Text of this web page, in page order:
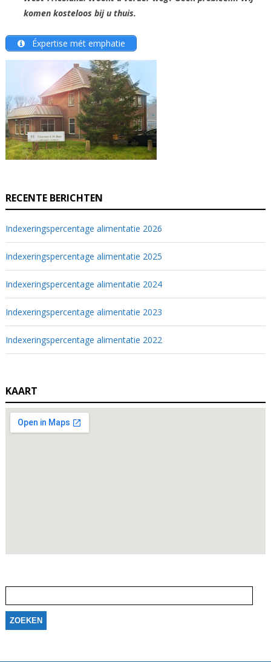
komen kosteloos bij u thuis.
Éxpertise mét emphatie
RECENTE BERICHTEN
Indexeringspercentage alimentatie 2026
Indexeringspercentage alimentatie 2025
Indexeringspercentage alimentatie 2024
Indexeringspercentage alimentatie 2023
Indexeringspercentage alimentatie 2022
KAART
naar: